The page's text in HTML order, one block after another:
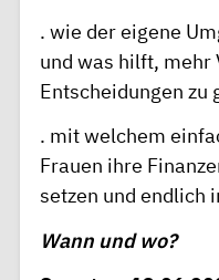
. wie der eigene
und was hilft, mehr
Entscheidungen zu
. mit welchem
Frauen ihre
setzen und endlich
Wann und wo?